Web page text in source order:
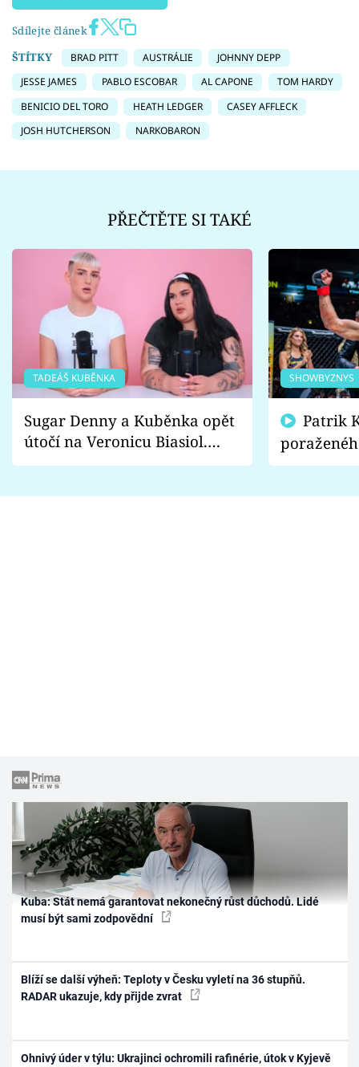
Sdílejte článek
ŠTÍTKY
BRAD PITT AUSTRÁLIE
JOHNNY DEPP
JESSE JAMES
PABLO ESCOBAR AL CAPONE
TOM HARDY
BENICIO DEL TORO
HEATH LEDGER
CASEY AFFLECK
JOSH HUTCHERSON
NARKOBARON
PŘEČTĚTE SI TAKÉ
TADEÁŠ KUBĚNKA
Sugar Denny a Kuběnka opět
útočí na Veronicu Biasiol.
Proč je podle nich falešná a
SHOWBYZNYS
fanoušci
Kuba: Stát nemá garantovat nekonečný růst důchodů. Lidé
musí být sami zodpovědní
Blíží se další výheň: Teploty v Česku vyletí na 36 stupňů.
RADAR ukazuje, kdy přijde zvrat
Ohnivý úder v týlu: Ukrajinci ochromili rafinérie, útok v Kyjevě